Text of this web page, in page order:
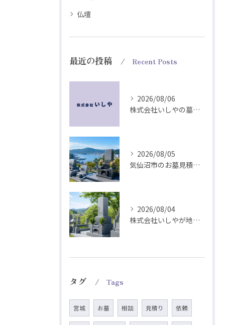
仏壇
最近の投稿 Recent Posts
2026/08/06
株式会社いしやの墓石づくりは耐震と排水から
2026/08/05
気仙沼市のお墓見積は耐震工法とデザインから
2026/08/04
株式会社いしやが地域に根ざす耐震墓石づくり
タグ Tags
宮城 お墓 相談 見積り 依頼